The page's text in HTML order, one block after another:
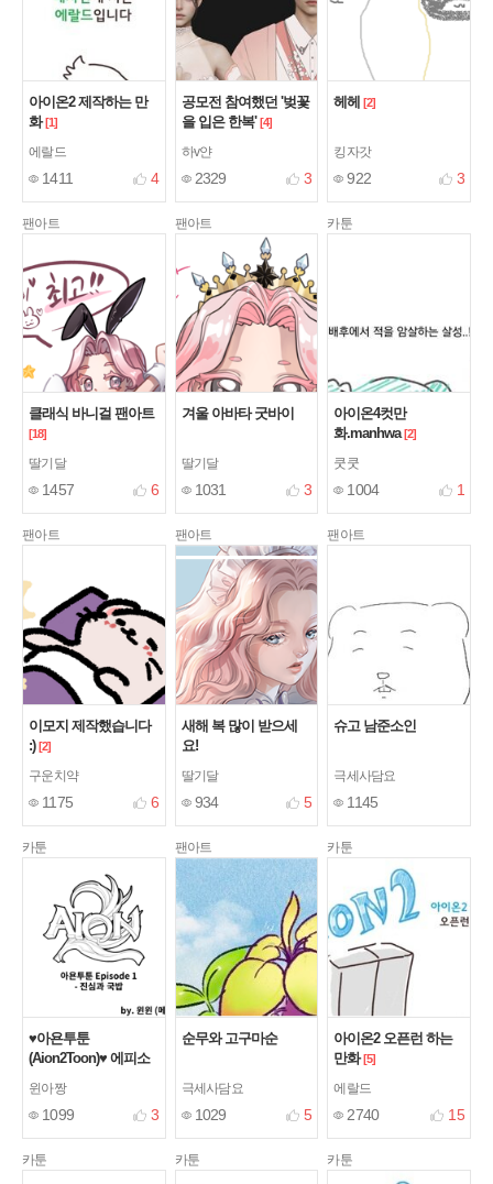
아이온2 제작하는 만
화 [1]
에랄드
1411 4
공모전 참여했던 '벚꽃
을 입은 한복' [4]
하v얀
2329 3
헤헤 [2]
킹자갓
922 3
팬아트
클래식 바니걸 팬아트
[18]
딸기달
1457 6
팬아트
겨울 아바타 굿바이
딸기달
1031 3
카툰
아이온4컷만
화.manhwa [2]
쿳쿳
1004 1
팬아트
이모지 제작했습니다
:) [2]
구운치약
1175 6
팬아트
새해 복 많이 받으세
요!
딸기달
934 5
팬아트
슈고 남준소인
극세사담요
1145
카툰
♥아욘투툰
(Aion2Toon)♥ 에피소
수염;;)
윈아짱
1099 3
팬아트
순무와 고구마순
극세사담요
1029 5
카툰
아이온2 오픈런 하는
만화 [5]
에랄드
2740 15
카툰 카툰 카툰